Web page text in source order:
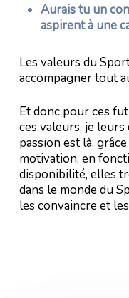
Aurais tu un
aspirent à une
Les valeurs du
accompagner tout
Et donc pour ces
ces valeurs, je
passion est là,
motivation, en
disponibilité, elles
dans le monde du
les convaincre et